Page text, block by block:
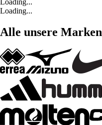
Loading...
Alle unsere Marken